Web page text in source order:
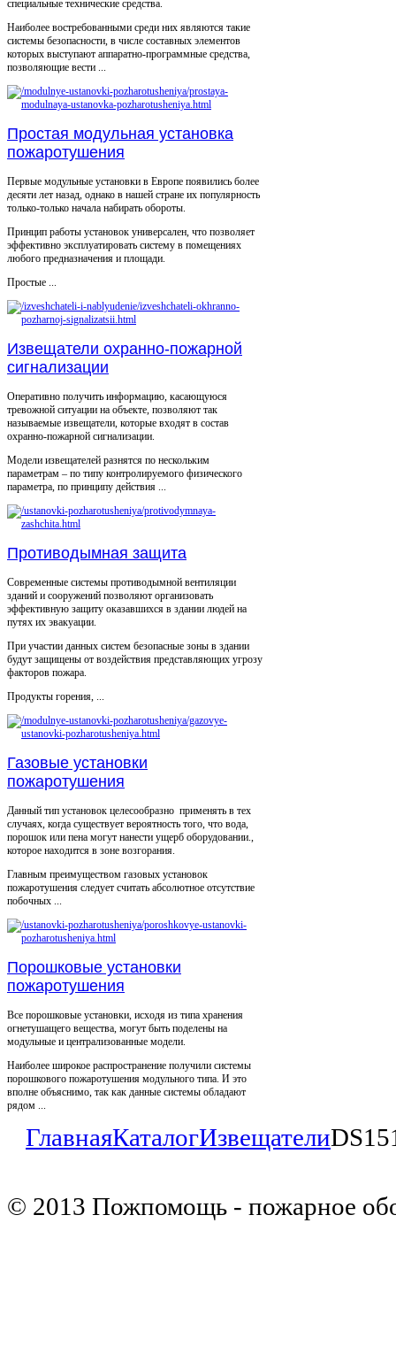
специальные технические средства.
Наиболее востребованными среди них являются такие
системы безопасности, в числе составных элементов
которых выступают аппаратно-программные средства,
позволяющие вести ...
Простая модульная установка
пожаротушения
Первые модульные установки в Европе появились более
десяти лет назад, однако в нашей стране их популярность
только-только начала набирать обороты.
Принцип работы установок универсален, что позволяет
эффективно эксплуатировать систему в помещениях
любого предназначения и площади.
Простые ...
Извещатели охранно-пожарной
сигнализации
Оперативно получить информацию, касающуюся
тревожной ситуации на объекте, позволяют так
называемые извещатели, которые входят в состав
охранно-пожарной сигнализации.
Модели извещателей разнятся по нескольким
параметрам – по типу контролируемого физического
параметра, по принципу действия ...
Противодымная защита
Современные системы противодымной вентиляции
зданий и сооружений позволяют организовать
эффективную защиту оказавшихся в здании людей на
путях их эвакуации.
При участии данных систем безопасные зоны в здании
будут защищены от воздействия представляющих угрозу
факторов пожара.
Продукты горения, ...
Газовые установки
пожаротушения
Данный тип установок целесообразно применять в тех
случаях, когда существует вероятность того, что вода,
порошок или пена могут нанести ущерб оборудовании.,
которое находится в зоне возгорания.
Главным преимуществом газовых установок
пожаротушения следует считать абсолютное отсутствие
побочных ...
Порошковые установки
пожаротушения
Все порошковые установки, исходя из типа хранения
огнетушащего вещества, могут быть поделены на
модульные и централизованные модели.
Наиболее широкое распространение получили системы
порошкового пожаротушения модульного типа. И это
вполне объяснимо, так как данные системы обладают
рядом ...
ГлавнаяКаталогИзвещатели
© 2013 Пожпомощь - пожарное